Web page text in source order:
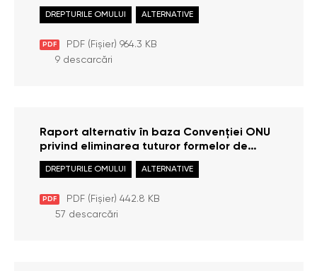
Rights of Persons with Disabilities under
the Convention on the Rights of People
Working Group – PSWG (March 24 – 28,
2025)
PDF PDF (Fișier) 964.3 KB
DREPTURILE OMULUI ALTERNATIVE
9 descarcări
Raport alternativ în baza Convenției ONU
privind eliminarea tuturor formelor de
discriminare rasială 2024
PDF PDF (Fișier) 442.8 KB
DREPTURILE OMULUI ALTERNATIVE
57 descarcări